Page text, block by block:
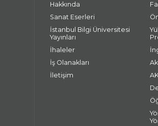
Hakkında
Sanat Eserleri
İstanbul Bilgi Üniversitesi
Yayınları
İhaleler
İş Olanakları
İletişim